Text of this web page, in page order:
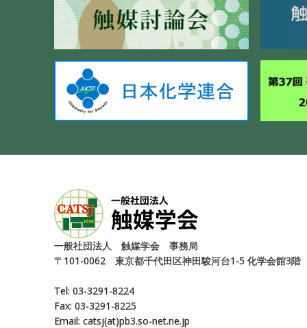
⼀般社団法⼈ 触媒学会 事務局
〒101-0062 東京都千代⽥区神⽥駿河台1-5 化学会館3階
Tel: 03-3291-8224
Fax: 03-3291-8225
Email: catsj(at)pb3.so-net.ne.jp